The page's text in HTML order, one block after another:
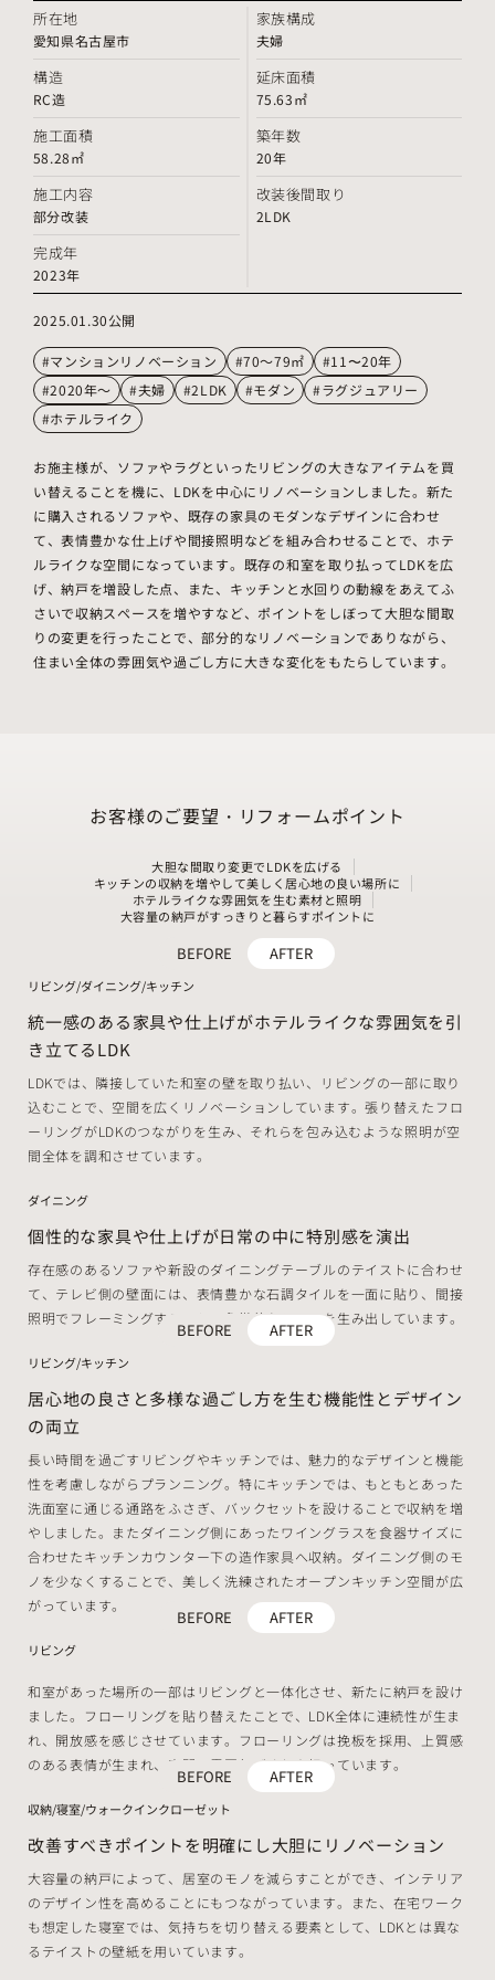
お施主様が、ソファやラグといったリビングの大きなアイテムを買
い替えることを機に、LDKを中心にリノベーションしました。新た
に購入されるソファや、既存の家具のモダンなデザインに合わせ
て、表情豊かな仕上げや間接照明などを組み合わせることで、ホテ
ルライクな空間になっています。既存の和室を取り払ってLDKを広
げ、納戸を増設した点、また、キッチンと水回りの動線をあえてふ
さいで収納スペースを増やすなど、ポイントをしぼって大胆な間取
りの変更を行ったことで、部分的なリノベーションでありながら、
住まい全体の雰囲気や過ごし方に大きな変化をもたらしています。
所在地
愛知県名古屋市
家族構成
夫婦
構造
RC造
延床面積
75.63㎡
施工面積
58.28㎡
築年数
20年
施工内容
部分改装
改装後間取り
2LDK
完成年
2023年
2025.01.30公開
#マンションリノベーション #70～79㎡
#11〜20年
#2020年～
#夫婦 #2LDK #モダン
#ラグジュアリー
#ホテルライク
お客様のご要望・リフォームポイント
大胆な間取り変更でLDKを広げる
キッチンの収納を増やして美しく居心地の良い場所に
ホテルライクな雰囲気を生む素材と照明
大容量の納戸がすっきりと暮らすポイントに
BEFORE AFTER
リビング/ダイニング/キッチン
統一感のある家具や仕上げがホテルライクな雰囲気を引
き立てるLDK
LDKでは、隣接していた和室の壁を取り払い、リビングの一部に取り
込むことで、空間を広くリノベーションしています。張り替えたフロ
ーリングがLDKのつながりを生み、それらを包み込むような照明が空
間全体を調和させています。
ダイニング
個性的な家具や仕上げが日常の中に特別感を演出
存在感のあるソファや新設のダイニングテーブルのテイストに合わせ
て、テレビ側の壁面には、表情豊かな石調タイルを一面に貼り、間接
照明でフレーミングすることで象徴的なシーンを生み出しています。
BEFORE AFTER
リビング/キッチン
居心地の良さと多様な過ごし方を生む機能性とデザイン
の両立
長い時間を過ごすリビングやキッチンでは、魅力的なデザインと機能
性を考慮しながらプランニング。特にキッチンでは、もともとあった
洗面室に通じる通路をふさぎ、バックセットを設けることで収納を増
やしました。またダイニング側にあったワイングラスを食器サイズに
合わせたキッチンカウンター下の造作家具へ収納。ダイニング側のモ
ノを少なくすることで、美しく洗練されたオープンキッチン空間が広
がっています。
BEFORE AFTER
リビング
和室があった場所の一部はリビングと一体化させ、新たに納戸を設け
ました。フローリングを貼り替えたことで、LDK全体に連続性が生ま
れ、開放感を感じさせています。フローリングは挽板を採用、上質感
のある表情が生まれ、空間の雰囲気づくりを担っています。
BEFORE AFTER
収納/寝室/ウォークインクローゼット
改善すべきポイントを明確にし大胆にリノベーション
大容量の納戸によって、居室のモノを減らすことができ、インテリア
のデザイン性を高めることにもつながっています。また、在宅ワーク
も想定した寝室では、気持ちを切り替える要素として、LDKとは異な
るテイストの壁紙を用いています。